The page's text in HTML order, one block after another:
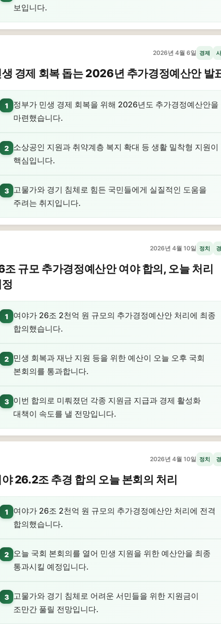
보입니다.
2026년 4월 6일 경제
경제 회복 돕는 2026년 추가경정예산안 발
1
정부가 민생 경제 회복을 위해 2026년도 추가경정예산안을
마련했습니다.
2
소상공인 지원과 취약계층 복지 확대 등 생활 밀착형 지원이
핵심입니다.
3
고물가와 경기 침체로 힘든 국민들에게 실질적인 도움을
주려는 취지입니다.
2026년 4월 10일 정치
조 규모 추가경정예산안 여야 합의, 오늘 처리
1
여야가 26조 2천억 원 규모의 추가경정예산안 처리에 최종
합의했습니다.
2
민생 회복과 재난 지원 등을 위한 예산이 오늘 오후 국회
본회의를 통과합니다.
3
이번 합의로 미뤄졌던 각종 지원금 지급과 경제 활성화
대책이 속도를 낼 전망입니다.
2026년 4월 10일 정치
26.2조 추경 합의 오늘 본회의 처리
1
여야가 26조 2천억 원 규모의 추가경정예산안 처리에 전격
합의했습니다.
2
오늘 국회 본회의를 열어 민생 지원을 위한 예산안을 최종
통과시킬 예정입니다.
3
고물가와 경기 침체로 어려운 서민들을 위한 지원금이
조만간 풀릴 전망입니다.